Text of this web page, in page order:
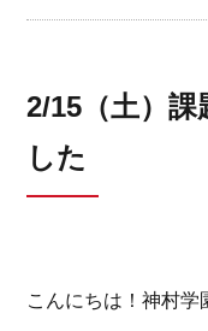
2/15（土）課
した
こんにちは！神村学